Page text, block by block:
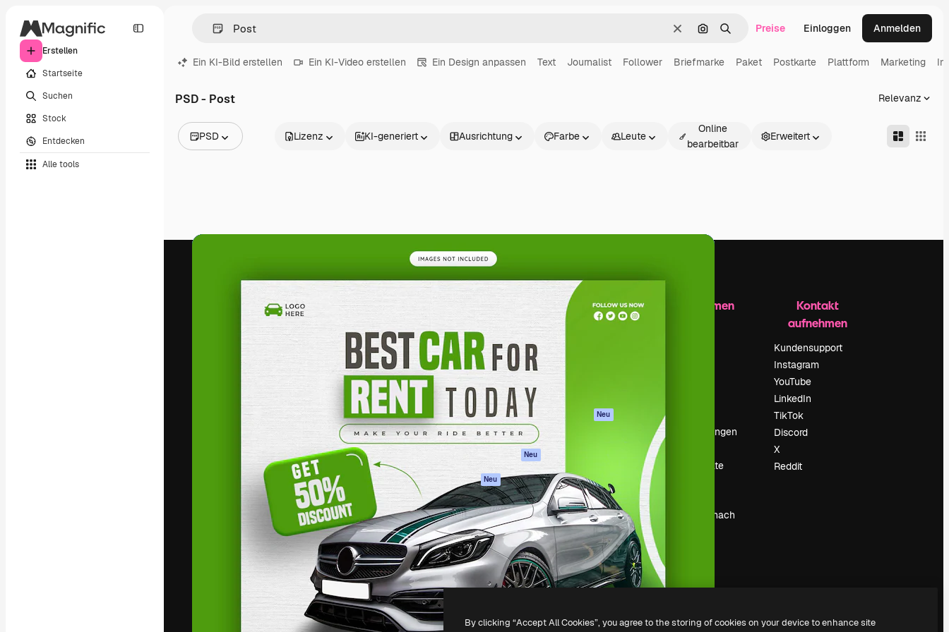
Erstellen
Startseite
Suchen
Stock
Entdecken
Alle tools
LöschenNach Bild suchen
SuchenPreise Einloggen Anmelden
Ein KI-Bild erstellen Ein KI-Video erstellen Ein Design anpassen Text Journalist Follower Briefmarke Paket Postkarte Plattform Marketing
PSD - Post Relevanz
PSD
Videos
Videovorlagen
Lizenz KI-generiert Ausrichtung Farbe Leute
Online
bearbeitbar
Erweitert
Die kreative Plattform, um deine beste
Arbeit zu verwirklichen. Mehr als 1 Million
Abonnenten unter Kreativen, Unternehmen,
Agenturen und Studios.
Produkte
Spaces
KI-Assistent
KI-Bildgenerator
KI-Videogenerator
Stimmengenerator
Stock-Inhalte
MCP für
Claude/ChatGPT
Neu
Agenten Neu
API
Mobile App
Alle Magnific-Tools
Loslegen
Academy
Dokumentation
Support
Datenschutzerklärung
Neu
Unternehmen
Unternehmen
Blog
Veranstaltungen
Deine Inhalte
Suchst du nach
Kontakt
aufnehmen
Kundensupport
Instagram
YouTube
LinkedIn
TikTok
Discord
X
Reddit
Copyright © 2010-2026Freepik Company S.L.U.Alle Rechte vorbehalten.
By clicking “Accept All Cookies”, you agree to the storing of cookies on your device to enhance site